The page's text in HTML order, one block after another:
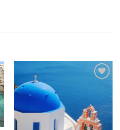
Add to
Wishlist